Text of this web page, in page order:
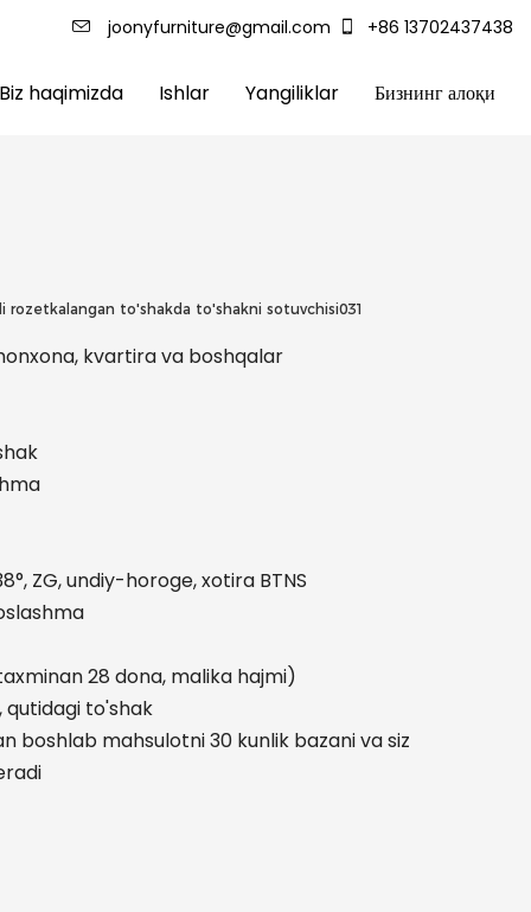
joonyfurniture@gmail.com +86 13702437438
Biz haqimizda Ishlar Yangiliklar Бизнинг алоқи
to'shakda to'shakni sotuvchisi031
kvartira va boshqalar
ZG, undiy-horoge, xotira BTNS
28 dona, malika hajmi)
to'shak
boshlab mahsulotni 30 kunlik bazani va siz